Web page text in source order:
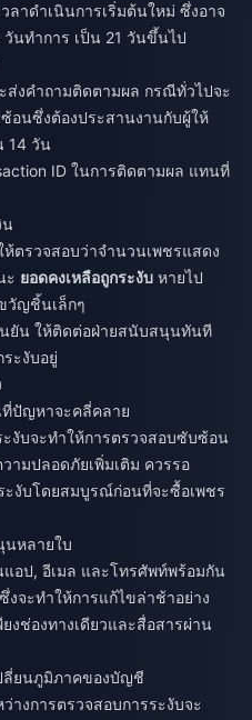
ลาดำเนินการเริ่มต้นใหม่ ซึ่งอาจ
นทำการ เป็น 21 วันขึ้นไป
งคำถามติดตามผล กรณีทั่วไปจะ
นซึ่งต้องประสานงานกับผู้ให้
14 วัน
ID ในการติดตามผล แทนที่
น
ตรวจสอบว่าจำนวนเพชรแสดง
ะ ยอดคงเหลือถูกระงับ หายไป
วัญชิ้นเล็กๆ
นยัน ให้ติดต่อฝ่ายสนับสนุนทันที
ะงับอยู่
ที่ปัญหาจะคลี่คลาย
งับจะทำให้การตรวจสอบซับซ้อน
มปลอดภัยเพิ่มเติม ควรรอ
ะงับโดยสมบูรณ์ก่อนที่จะซื้อเพชร
หลายใบ
อป, อีเมล และโทรศัพท์พร้อมกัน
จะทำให้การแก้ไขล่าช้าอย่าง
งช่องทางเดียวและสื่อสารผ่าน
ลี่ยนภูมิภาคของบัญชี
างการตรวจสอบการระงับจะ